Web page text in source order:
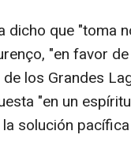
dicho que "toma
"en favor
los Grandes
"en un
solución